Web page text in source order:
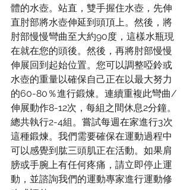
體的水壺。站直，雙手握住水壺，先伸
直肘部將水壺伸延到頭頂上。然後，將
肘部慢慢彎曲至大約90度，這樣水瓶現
在就在您的頭後。然後，再將肘部慢慢
伸展回到起始位置。您可以調整啞鈴或
水壺的重量以確保自己正在以最大努力
的60-80％進行鍛煉。連續重複此彎曲/
伸展動作8-12次，每組之間休息2分鐘。
總共執行2-4組。嘗試每週在家進行3次
這種鍛煉。我們需要確保在運動過程中
可以感覺到肱三頭肌正在活動。如果肩
膀或手腕上有任何疼痛，請立即停止運
動，並諮詢我們的運動專家進行運動修